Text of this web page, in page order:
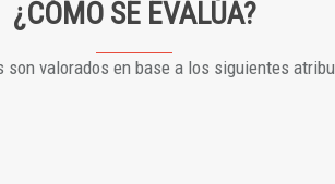
¿CÓMO SE EVALÚA?
son valorados en base a los siguientes